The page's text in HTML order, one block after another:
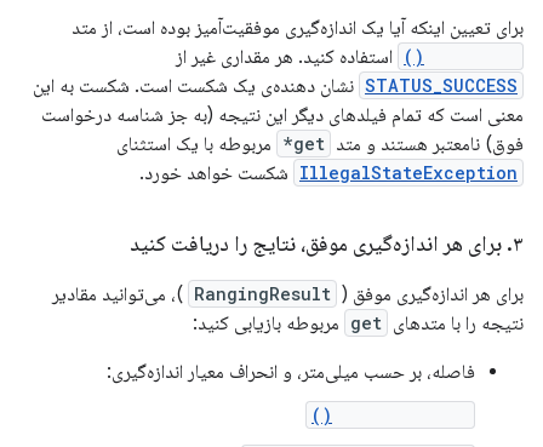
برای تعیین اینکه آیا یک اندازه‌گیری موفقیت‌آمیز بوده است، از متد
استفاده کنید. هر مقداری غیر از
STATUS_SUCCESS نشان دهنده‌ی یک شکست است. شکست به این
معنی است که تمام فیلدهای دیگر این نتیجه (به جز شناسه درخواست
فوق) نامعتبر هستند و متد get* مربوطه با یک استثنای
IllegalStateException شکست خواهد خورد.
۳. برای هر اندازه‌گیری موفق، نتایج را دریافت کنید
برای هر اندازه‌گیری موفق ( RangingResult )، می‌توانید مقادیر
نتیجه را با متدهای get مربوطه بازیابی کنید:
فاصله، بر حسب میلی‌متر، و انحراف معیار اندازه‌گیری: